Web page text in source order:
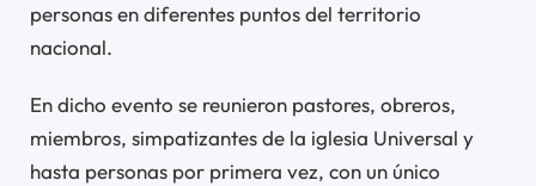
personas en diferentes puntos del territorio
nacional.
En dicho evento se reunieron pastores, obreros,
miembros, simpatizantes de la iglesia Universal y
hasta personas por primera vez, con un único